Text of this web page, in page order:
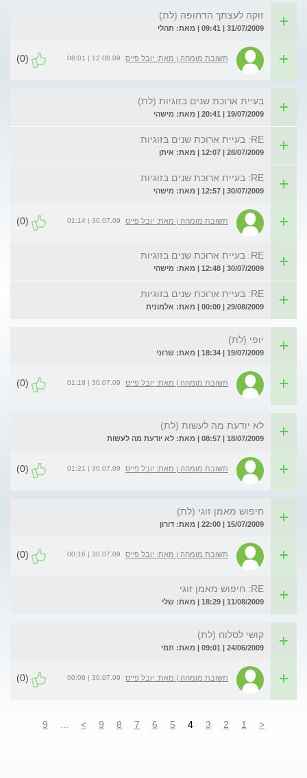
זוקה לעצתך הדחופה (לת)
31/07/2009 | 09:41 | מאת: תהלי
תשובת מומחה | מאת: יובל פייס 12.08.09 | 08:01
(0)
בעיית ארוכת שנים בזוגיות (לת)
19/07/2009 | 20:41 | מאת: מישהי
RE: בעיית ארוכת שנים בזוגיות
28/07/2009 | 12:07 | מאת: איתן
RE: בעיית ארוכת שנים בזוגיות
30/07/2009 | 12:57 | מאת: מישהי
תשובת מומחה | מאת: יובל פייס 30.07.09 | 01:14
(0)
RE: בעיית ארוכת שנים בזוגיות
30/07/2009 | 12:48 | מאת: מישהי
RE: בעיית ארוכת שנים בזוגיות
29/08/2009 | 00:00 | מאת: אלמונית
יופי (לת)
19/07/2009 | 18:34 | מאת: שרוני
תשובת מומחה | מאת: יובל פייס 30.07.09 | 01:19
(0)
לא יודעת מה לעשות (לת)
18/07/2009 | 08:57 | מאת: לא יודעת מה לעשות
תשובת מומחה | מאת: יובל פייס 30.07.09 | 01:21
(0)
חיפוש מאמן זוגי (לת)
15/07/2009 | 22:00 | מאת: דורון
תשובת מומחה | מאת: יובל פייס 30.07.09 | 00:16
(0)
RE: חיפוש מאמן זוגי
11/08/2009 | 18:29 | מאת: שלי
קושי לסלוח (לת)
24/06/2009 | 09:01 | מאת: תמי
תשובת מומחה | מאת: יובל פייס 30.07.09 | 00:08
(0)
<
1
2
3
4
5
6
7
8
9
>
9